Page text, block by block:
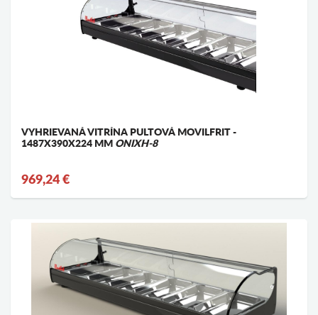
VYHRIEVANÁ VITRÍNA PULTOVÁ MOVILFRIT -
1487X390X224 MM ONIXH-8
969,24 €